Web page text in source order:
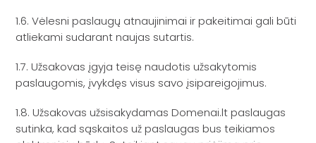
1.6. Vėlesni paslaugų atnaujinimai ir pakeitimai gali būti
atliekami sudarant naujas sutartis.
1.7. Užsakovas įgyja teisę naudotis užsakytomis
paslaugomis, įvykdęs visus savo įsipareigojimus.
1.8. Užsakovas užsisakydamas Domenai.lt paslaugas
sutinka, kad sąskaitos už paslaugas bus teikiamos